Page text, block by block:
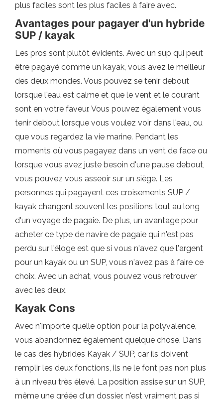
plus faciles sont les plus faciles à faire avec.
Avantages pour pagayer d'un hybride
SUP / kayak
Les pros sont plutôt évidents. Avec un sup qui peut
être pagayé comme un kayak, vous avez le meilleur
des deux mondes. Vous pouvez se tenir debout
lorsque l'eau est calme et que le vent et le courant
sont en votre faveur. Vous pouvez également vous
tenir debout lorsque vous voulez voir dans l'eau, ou
que vous regardez la vie marine. Pendant les
moments où vous pagayez dans un vent de face ou
lorsque vous avez juste besoin d'une pause debout,
vous pouvez vous asseoir sur un siège. Les
personnes qui pagayent ces croisements SUP /
kayak changent souvent les positions tout au long
d'un voyage de pagaie. De plus, un avantage pour
acheter ce type de navire de pagaie qui n'est pas
perdu sur l'éloge est que si vous n'avez que l'argent
pour un kayak ou un SUP, vous n'avez pas à faire ce
choix. Avec un achat, vous pouvez vous retrouver
avec les deux.
Kayak Cons
Avec n'importe quelle option pour la polyvalence,
vous abandonnez également quelque chose. Dans
le cas des hybrides Kayak / SUP, car ils doivent
remplir les deux fonctions, ils ne le font pas non plus
à un niveau très élevé. La position assise sur un SUP,
même une gréée d'un dossier, n'est vraiment pas si